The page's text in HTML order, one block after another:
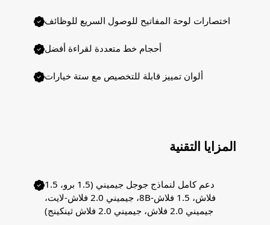
اختصارات لوحة المفاتيح للوصول السريع للوظائف
أحجام خط متعددة لقراءة أفضل
ألوان تمييز قابلة للتخصيص مع ستة خيارات
المزايا التقنية
دعم كامل لنماذج جوجل جيميني (1.5 برو، 1.5
فلاش، 1.5 فلاش-8B، جيميني 2.0 فلاش-لايت،
جيميني 2.0 فلاش، جيميني 2.0 فلاش ثينكينج)